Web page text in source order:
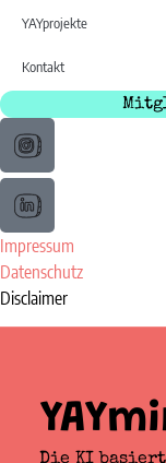
YAYprojekte
Kontakt
Impressum
Datenschutz
Disclaimer